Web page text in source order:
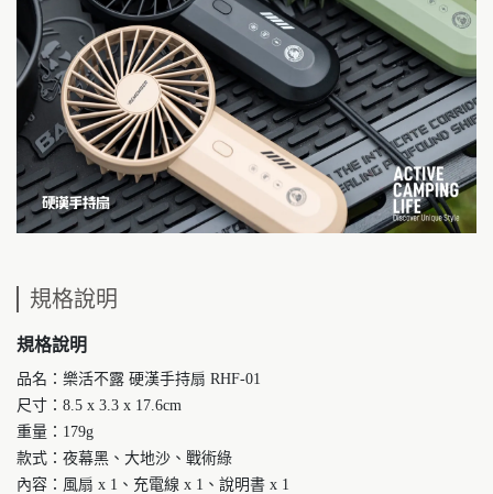
規格說明
規格說明
品名：樂活不露 硬漢手持扇 RHF-01
尺寸：8.5 x 3.3 x 17.6cm
重量：179g
款式：夜幕黑、大地沙、戰術綠
內容：風扇 x 1、充電線 x 1、說明書 x 1